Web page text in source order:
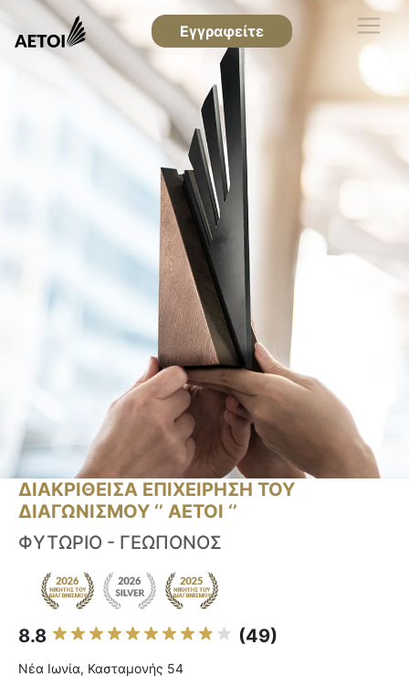
Εγγραφείτε
ΔΙΑΚΡΙΘΕΙΣΑ ΕΠΙΧΕΙΡΗΣΗ ΤΟΥ
ΔΙΑΓΩΝΙΣΜΟΥ ‘’ ΑΕΤΟΙ ‘’
ΦΥΤΩΡΙΟ - ΓΕΩΠΟΝΟΣ
8.8 (49)
Νέα Ιωνία, Κασταμονής 54